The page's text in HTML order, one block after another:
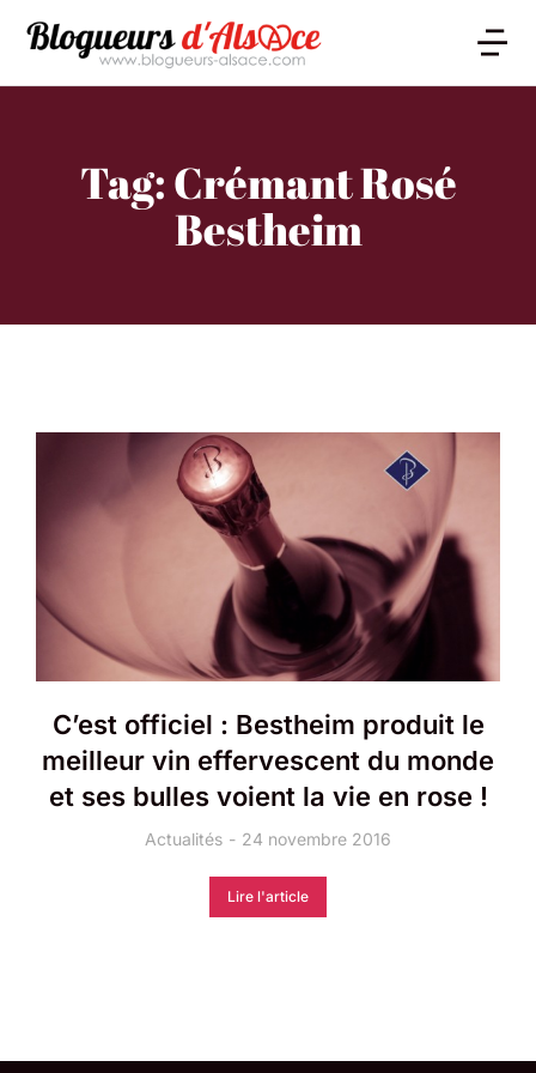
Tag: Crémant Rosé
Bestheim
C’est officiel : Bestheim produit le
meilleur vin effervescent du monde
et ses bulles voient la vie en rose !
Actualités 24 novembre 2016
Lire l'article